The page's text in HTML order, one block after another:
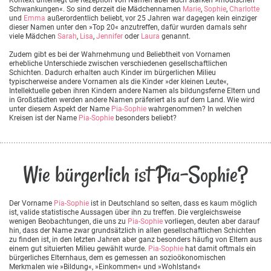
Schwankungen«. So sind derzeit die Mädchennamen Marie, Sophie, Charlotte
und Emma außerordentlich beliebt, vor 25 Jahren war dagegen kein einziger
dieser Namen unter den »Top 20« anzutreffen, dafür wurden damals sehr
viele Mädchen Sarah, Lisa, Jennifer oder Laura genannt.
Zudem gibt es bei der Wahrnehmung und Beliebtheit von Vornamen
erhebliche Unterschiede zwischen verschiedenen gesellschaftlichen
Schichten. Dadurch erhalten auch Kinder im bürgerlichen Milieu
typischerweise andere Vornamen als die Kinder »der kleinen Leute«,
Intellektuelle geben ihren Kindern andere Namen als bildungsferne Eltern und
in Großstädten werden andere Namen präferiert als auf dem Land. Wie wird
unter diesem Aspekt der Name Pia-Sophie wahrgenommen? In welchen
Kreisen ist der Name Pia-Sophie besonders beliebt?
Wie bürgerlich ist Pia-Sophie?
Der Vorname Pia-Sophie ist in Deutschland so selten, dass es kaum möglich
ist, valide statistische Aussagen über ihn zu treffen. Die vergleichsweise
wenigen Beobachtungen, die uns zu Pia-Sophie vorliegen, deuten aber darauf
hin, dass der Name zwar grundsätzlich in allen gesellschaftlichen Schichten
zu finden ist, in den letzten Jahren aber ganz besonders häufig von Eltern aus
einem gut situierten Milieu gewählt wurde. Pia-Sophie hat damit oftmals ein
bürgerliches Elternhaus, dem es gemessen an sozioökonomischen
Merkmalen wie »Bildung«, »Einkommen« und »Wohlstand«